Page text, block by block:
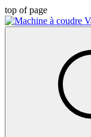
top of page